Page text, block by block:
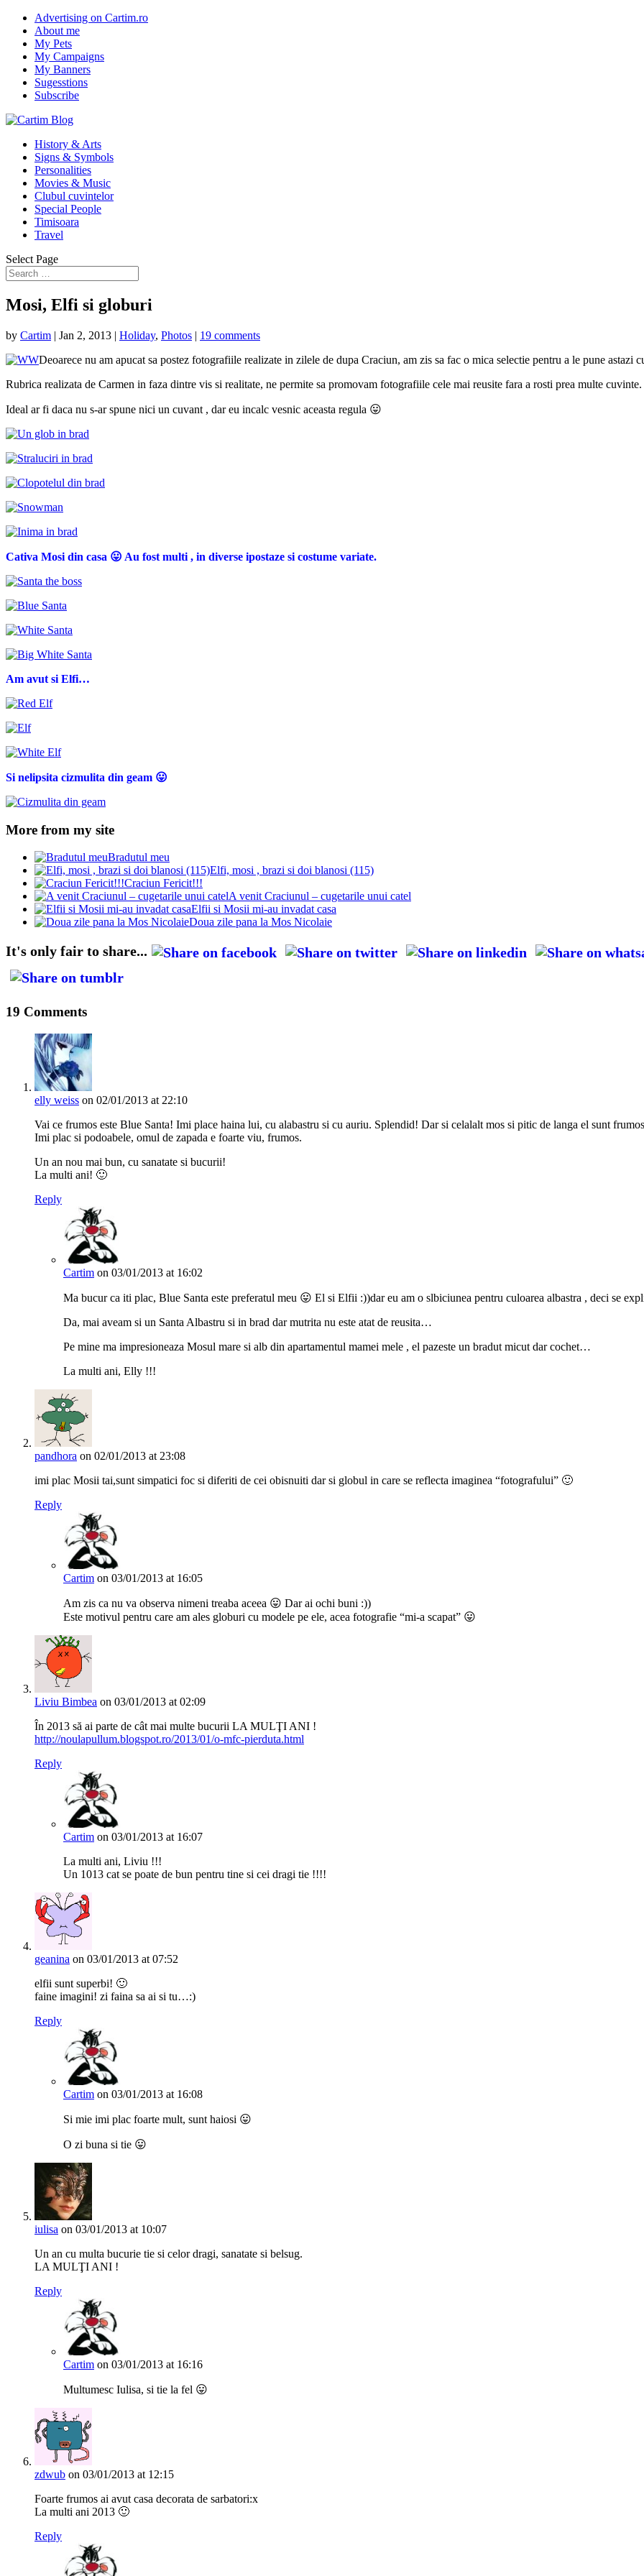
Advertising on Cartim.ro
About me
My Pets
My Campaigns
My Banners
Sugesstions
Subscribe
History & Arts
Signs & Symbols
Personalities
Movies & Music
Clubul cuvintelor
Special People
Timisoara
Travel
Select Page
Mosi, Elfi si globuri
by Cartim | Jan 2, 2013 | Holiday, Photos | 19 comments
Deoarece nu am apucat sa postez fotografiile realizate in zilele de dupa Craciun, am zis sa fac o mica selectie pentru a le pune astazi
Rubrica realizata de Carmen in faza dintre vis si realitate, ne permite sa promovam fotografiile cele mai reusite fara a rosti prea multe cuvinte.
Ideal ar fi daca nu s-ar spune nici un cuvant , dar eu incalc vesnic aceasta regula 😛
Cativa Mosi din casa 😛 Au fost multi , in diverse ipostaze si costume variate.
Am avut si Elfi…
Si nelipsita cizmulita din geam 😛
More from my site
Bradutul meu
Elfi, mosi , brazi si doi blanosi (115)
Craciun Fericit!!!
A venit Craciunul – cugetarile unui catel
Elfii si Mosii mi-au invadat casa
Doua zile pana la Mos Nicolaie
It's only fair to share...
19 Comments
elly weiss on 02/01/2013 at 22:10
Vai ce frumos este Blue Santa! Imi place haina lui, cu alabastru si cu auriu. Splendid! Dar si celalalt mos si pitic de langa el sunt
Imi plac si podoabele, omul de zapada e foarte viu, frumos.
Un an nou mai bun, cu sanatate si bucurii!
La multi ani! 🙂
Reply
Cartim on 03/01/2013 at 16:02
Ma bucur ca iti plac, Blue Santa este preferatul meu 😛 El si Elfii :))dar eu am o slbiciunea pentru culoarea albastra , deci se
Da, mai aveam si un Santa Albastru si in brad dar mutrita nu este atat de reusita…
Pe mine ma impresioneaza Mosul mare si alb din apartamentul mamei mele , el pazeste un bradut micut dar cochet…
La multi ani, Elly !!!
pandhora on 02/01/2013 at 23:08
imi plac Mosii tai,sunt simpatici foc si diferiti de cei obisnuiti dar si globul in care se reflecta imaginea “fotografului” 🙂
Reply
Cartim on 03/01/2013 at 16:05
Am zis ca nu va observa nimeni treaba aceea 😛 Dar ai ochi buni :))
Este motivul pentru care am ales globuri cu modele pe ele, acea fotografie “mi-a scapat” 😛
Liviu Bimbea on 03/01/2013 at 02:09
În 2013 să ai parte de cât mai multe bucurii LA MULŢI ANI !
http://noulapullum.blogspot.ro/2013/01/o-mfc-pierduta.html
Reply
Cartim on 03/01/2013 at 16:07
La multi ani, Liviu !!!
Un 1013 cat se poate de bun pentru tine si cei dragi tie !!!!
geanina on 03/01/2013 at 07:52
elfii sunt superbi! 🙂
faine imagini! zi faina sa ai si tu…:)
Reply
Cartim on 03/01/2013 at 16:08
Si mie imi plac foarte mult, sunt haiosi 😛
O zi buna si tie 😛
iulisa on 03/01/2013 at 10:07
Un an cu multa bucurie tie si celor dragi, sanatate si belsug.
LA MULŢI ANI !
Reply
Cartim on 03/01/2013 at 16:16
Multumesc Iulisa, si tie la fel 😛
zdwub on 03/01/2013 at 12:15
Foarte frumos ai avut casa decorata de sarbatori:x
La multi ani 2013 🙂
Reply